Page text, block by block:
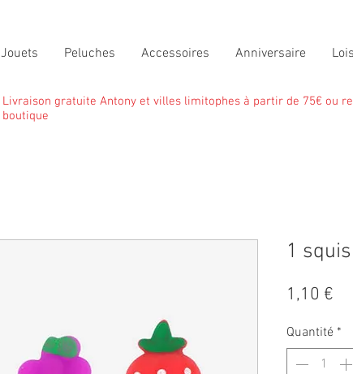
Jouets Peluches Accessoires Anniversaire
Livraison gratuite Antony et villes limitophes à partir de 75€ ou
boutique
1
1,10 €
Quantité *